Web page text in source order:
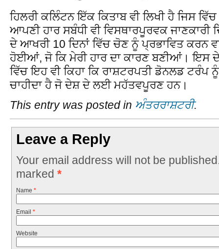
ਹਿਲਰੀ ਕਲਿੰਟਨ ਇੱਕ ਕਿਤਾਬ ਵੀ ਲਿਖੀ ਹੈ ਜਿਸ
ਆਪਣੀ ਹਾਰ ਸਬੰਧੀ ਵੀ ਵਿਸਥਾਰਪੂਰਵਕ ਜਾਣਕਾਰੀ
ਦੇ ਆਖਰੀ 10 ਦਿਨਾਂ ਵਿੱਚ ਚੋਣ ਨੂੰ ਪ੍ਰਭਾਵਿਤ ਕਰਨ
ਹੋਈਆਂ, ਜੋ ਕਿ ਮੇਰੀ ਹਾਰ ਦਾ ਕਾਰਣ ਬਣੀਆਂ। ਇਸ
ਵਿੱਚ ਇਹ ਵੀ ਕਿਹਾ ਕਿ ਰਾਸ਼ਟਰਪਤੀ ਡੋਨਲਡ ਟਰੰਪ
ਚਾਹੀਦਾ ਹੈ ਜੋ ਦੇਸ਼ ਦੇ ਲਈ ਮਹੱਤਵਪੂਰਣ ਹਨ।
This entry was posted in ਅੰਤਰਰਾਸ਼ਟਰੀ.
Leave a Reply
Your email address will not be
marked *
Name *
Email *
Website